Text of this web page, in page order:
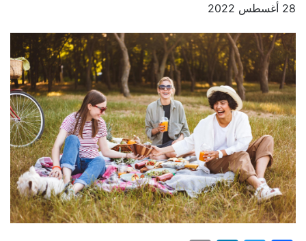
28 أغسطس 2022